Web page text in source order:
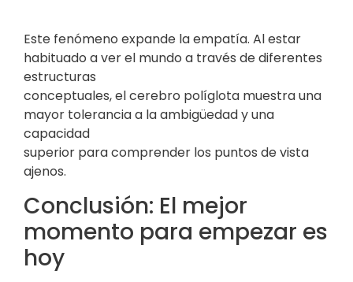
Este fenómeno expande la empatía. Al estar
habituado a ver el mundo a través de diferentes
estructuras
conceptuales, el cerebro políglota muestra una
mayor tolerancia a la ambigüedad y una
capacidad
superior para comprender los puntos de vista
ajenos.
Conclusión: El mejor
momento para empezar es
hoy